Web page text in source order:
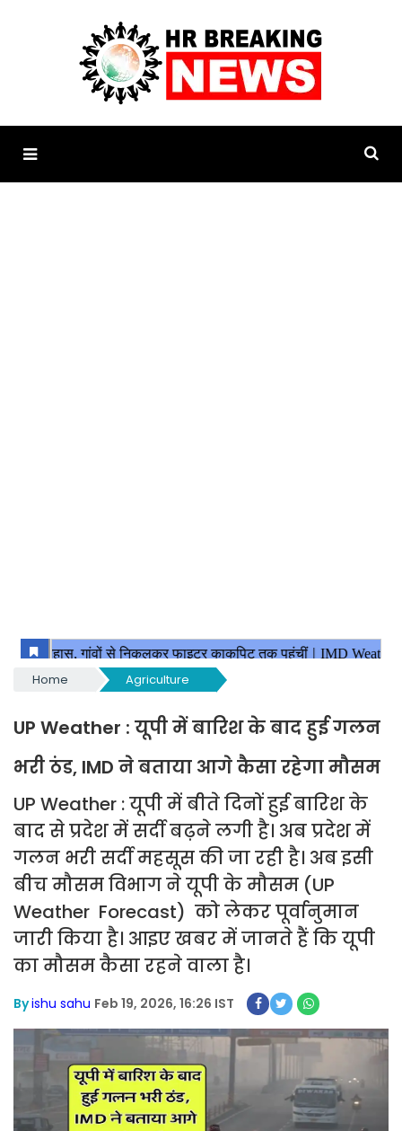
Home Agriculture
UP Weather : यूपी में बारिश के बाद हुई गलन
भरी ठंड, IMD ने बताया आगे कैसा रहेगा मौसम
UP Weather : यूपी में बीते दिनों हुई बारिश के
बाद से प्रदेश में सर्दी बढ़ने लगी है। अब प्रदेश में
गलन भरी सर्दी महसूस की जा रही है। अब इसी
बीच मौसम विभाग ने यूपी के मौसम (UP
Weather Forecast) को लेकर पूर्वानुमान
जारी किया है। आइए खबर में जानते हैं कि यूपी
का मौसम कैसा रहने वाला है।
Byishu sahu Feb 19, 2026, 16:26 IST